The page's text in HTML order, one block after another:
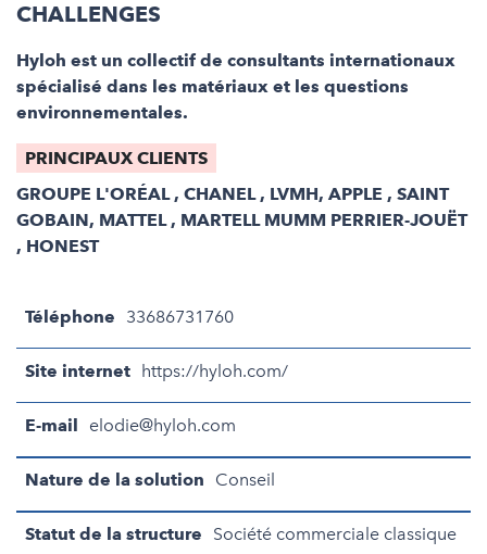
CHALLENGES
Hyloh est un collectif de consultants internationaux
spécialisé dans les matériaux et les questions
environnementales.
PRINCIPAUX CLIENTS
GROUPE L'ORÉAL , CHANEL , LVMH, APPLE , SAINT
GOBAIN, MATTEL , MARTELL MUMM PERRIER-JOUËT
, HONEST
Téléphone 33686731760
Site internet https://hyloh.com/
E-mail elodie@hyloh.com
Nature de la solution Conseil
Statut de la structure
Société commerciale classique